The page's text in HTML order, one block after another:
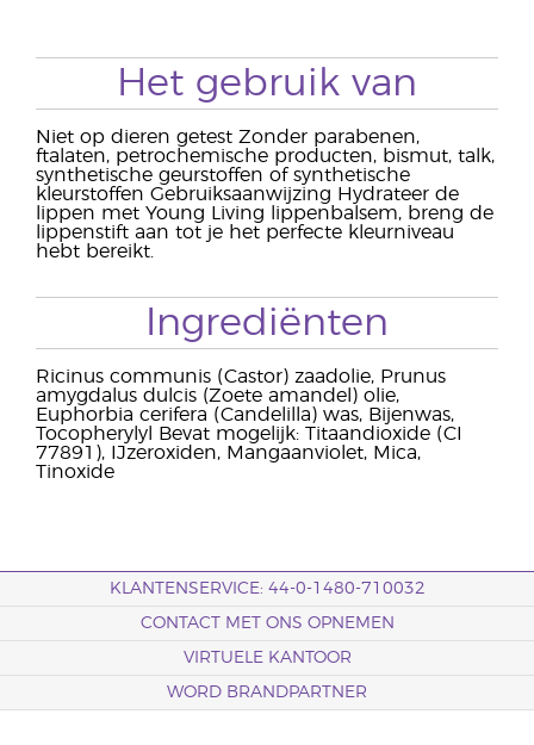
Het gebruik van
Niet op dieren getest Zonder parabenen,
ftalaten, petrochemische producten, bismut, talk,
synthetische geurstoffen of synthetische
kleurstoffen Gebruiksaanwijzing Hydrateer de
lippen met Young Living lippenbalsem, breng de
lippenstift aan tot je het perfecte kleurniveau
hebt bereikt.
Ingrediënten
Ricinus communis (Castor) zaadolie, Prunus
amygdalus dulcis (Zoete amandel) olie,
Euphorbia cerifera (Candelilla) was, Bijenwas,
Tocopherylyl Bevat mogelijk: Titaandioxide (CI
77891), IJzeroxiden, Mangaanviolet, Mica,
Tinoxide
KLANTENSERVICE: 44-0-1480-710032
CONTACT MET ONS OPNEMEN
VIRTUELE KANTOOR
WORD BRANDPARTNER